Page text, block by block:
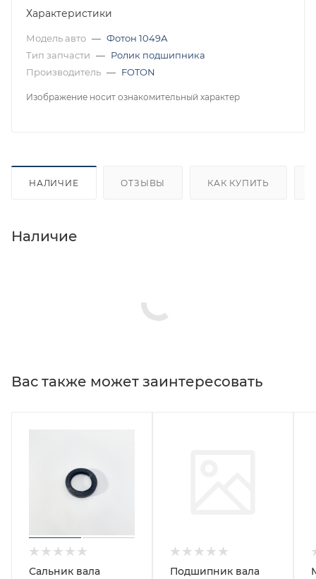
Характеристики
Модель авто — Фотон 1049А
Тип запчасти — Ролик подшипника
Производитель — FOTON
Изображение носит ознакомительный характер
НАЛИЧИЕ ОТЗЫВЫ КАК КУПИТЬ
Наличие
Вас также может заинтересовать
Сальник вала
Подшипник вала